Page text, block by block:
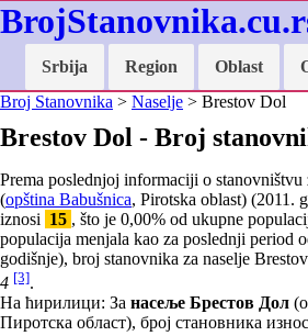
Srbija Region Oblast
Broj Stanovnika > Naselje > Brestov Dol
Brestov Dol - Broj
Prema poslednjoj informaciji o stanovništvu
(opština Babušnica, Pirotska oblast) (2011.
iznosi 15 , što je 0,00% od ukupne
populacija menjala kao za poslednji period
godišnje), broj stanovnika za naselje
4 [3].
На ћирилици: За насеље Брестов Дол
Пиротска област), број становника